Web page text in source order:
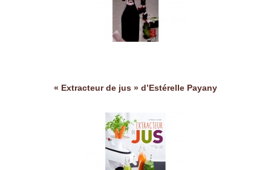
« Extracteur de jus » d’Estérelle Payany